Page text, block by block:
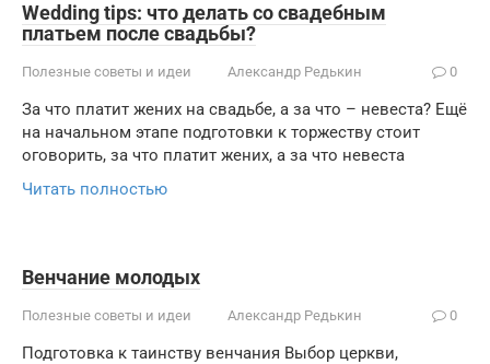
Wedding tips: что делать со свадебным
платьем после свадьбы?
Полезные советы и идеи Александр Редькин 0
За что платит жених на свадьбе, а за что – невеста? Ещё
на начальном этапе подготовки к торжеству стоит
оговорить, за что платит жених, а за что невеста
Читать полностью
Венчание молодых
Полезные советы и идеи Александр Редькин 0
Подготовка к таинству венчания Выбор церкви,